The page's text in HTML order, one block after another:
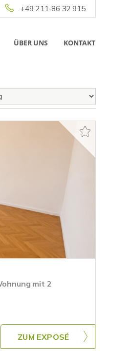
+49 211-86 32 915
ÜBER UNS KONTAKT
mit 2
ZUM EXPOSÉ